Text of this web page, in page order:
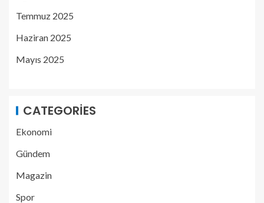
Temmuz 2025
Haziran 2025
Mayıs 2025
CATEGORIES
Ekonomi
Gündem
Magazin
Spor